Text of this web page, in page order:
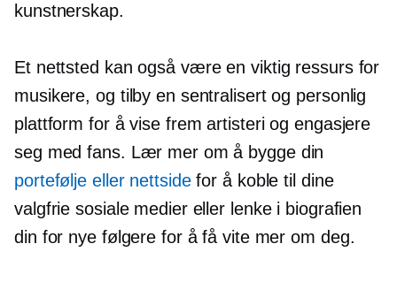
kunstnerskap.
Et nettsted kan også være en viktig ressurs for
musikere, og tilby en sentralisert og personlig
plattform for å vise frem artisteri og engasjere
seg med fans. Lær mer om å bygge din
portefølje eller nettsidefor å koble til dine
valgfrie sosiale medier eller lenke i biografien
din for nye følgere for å få vite mer om deg.